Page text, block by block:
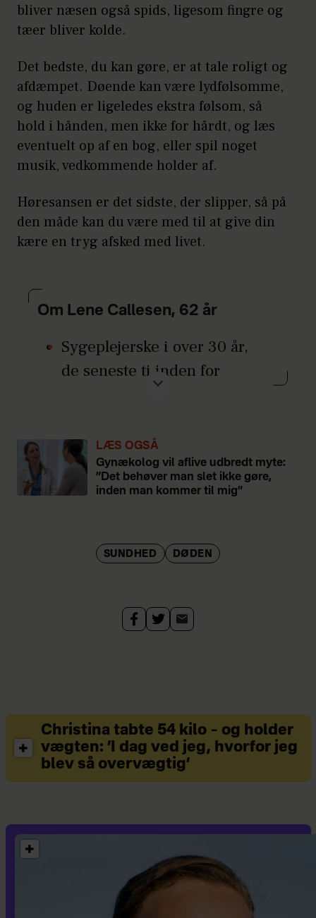
bliver næsen også spids, ligesom fingre og
tæer bliver kolde.
Det bedste, du kan gøre, er at tale roligt og
afdæmpet. Døende kan være lydfølsomme,
og huden er ligeledes ekstra følsom, så
hold i hånden, men ikke for hårdt, og læs
eventuelt op af en bog, eller spil noget
musik, vedkommende holder af.
Høresansen er det sidste, der slipper, så på
den måde kan du være med til at give din
kære en tryg afsked med livet.
Om Lene Callesen, 62 år
Sygeplejerske i over 30 år,
de seneste ti inden for
Sorgcoach med speciale i
ventesorg og stifter af
@ungsorg.
LÆS OGSÅ
Gynækolog vil aflive udbredt myte:
”Det behøver man slet ikke gøre,
inden man kommer til mig”
SUNDHED DØDEN
Christina tabte 54 kilo – og holder
vægten: ’I dag ved jeg, hvorfor jeg
blev så overvægtig’